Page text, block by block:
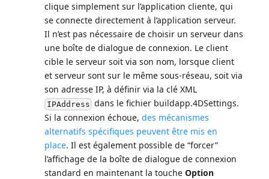
clique simplement sur l’application cliente, qui
se connecte directement à l’application serveur.
Il n’est pas nécessaire de choisir un serveur dans
une boîte de dialogue de connexion. Le client
cible le serveur soit via son nom, lorsque client
et serveur sont sur le même sous-réseau, soit via
son adresse IP, à définir via la clé XML
IPAddress dans le fichier buildapp.4DSettings.
Si la connexion échoue,des mécanismes
alternatifs spécifiques peuvent être mis en
place. Il est également possible de “forcer”
l’affichage de la boîte de dialogue de connexion
standard en maintenant la toucheOption